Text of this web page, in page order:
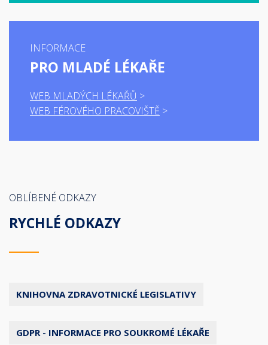
INFORMACE
PRO MLADÉ LÉKAŘE
WEB MLADÝCH LÉKAŘŮ
WEB FÉROVÉHO PRACOVIŠTĚ
OBLÍBENÉ ODKAZY
RYCHLÉ ODKAZY
KNIHOVNA ZDRAVOTNICKÉ LEGISLATIVY
GDPR - INFORMACE PRO SOUKROMÉ LÉKAŘE